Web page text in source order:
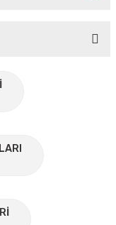
formunu